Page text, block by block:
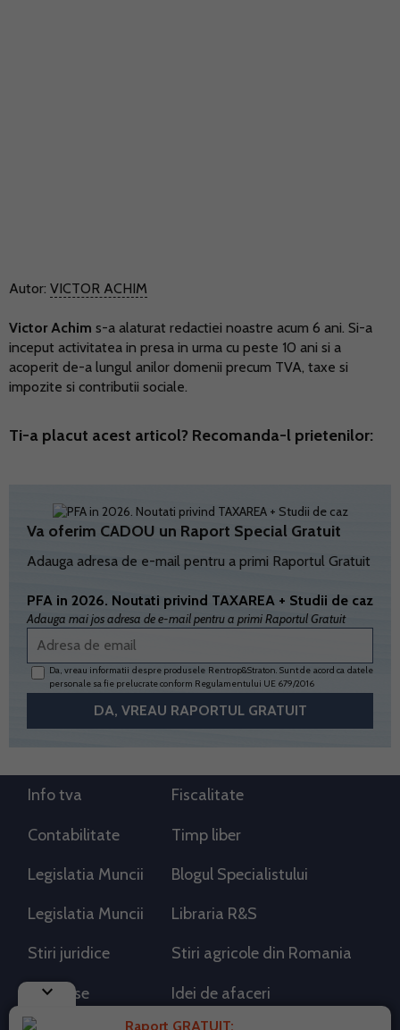
Autor: VICTOR ACHIM
Victor Achim s-a alaturat redactiei noastre acum 6 ani. Si-a
inceput activitatea in presa in urma cu peste 10 ani si a
acoperit de-a lungul anilor domenii precum TVA, taxe si
impozite si contributii sociale.
Ti-a placut acest articol? Recomanda-l prietenilor:
Va oferim CADOU un Raport Special Gratuit
Adauga adresa de e-mail pentru a primi Raportul Gratuit
PFA in 2026. Noutati privind TAXAREA + Studii de caz
Adauga mai jos adresa de e-mail pentru a primi Raportul Gratuit
Da, vreau informatii despre produsele Rentrop&Straton. Sunt de acord ca datele
personale sa fie prelucrate conform Regulamentului UE 679/2016
keyboard_arrow_down
Raport GRATUIT:
Info tva Fiscalitate
Contabilitate Timp liber
Legislatia Muncii Blogul Specialistului
Legislatia Muncii Libraria R&S
Stiri juridice Stiri agricole din Romania
AdSense Idei de afaceri